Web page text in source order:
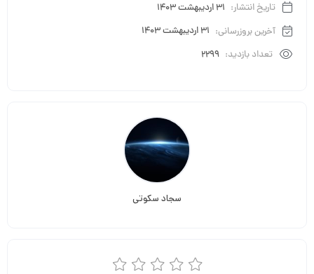
تاریخ انتشار: 31 اردیبهشت 1403
آخرین بروزرسانی: 31 اردیبهشت 1403
تعداد بازدید: 2299
سجاد سکوتی